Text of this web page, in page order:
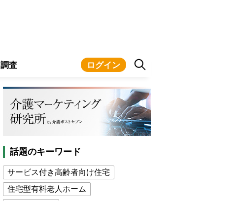
調査 ログイン
話題のキーワード
サービス付き高齢者向け住宅
住宅型有料老人ホーム